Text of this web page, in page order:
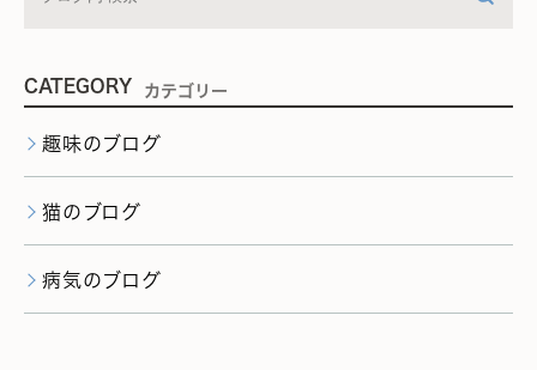
CATEGORY カテゴリー
趣味のブログ
猫のブログ
病気のブログ